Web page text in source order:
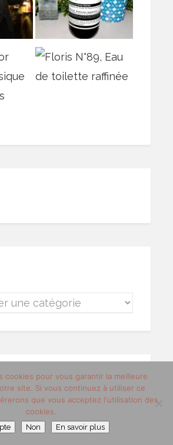
cookies pour vous garantir la meilleure
site. Si vous continuez à utiliser ce
que vous acceptez l'utilisation des
cookies.
Non En savoir plus